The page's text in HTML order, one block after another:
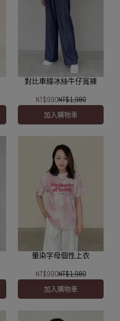
對比車線冰絲牛仔寬褲
NT$990NT$1,980
加入購物車
暈染字母個性上衣
NT$990NT$1,980
加入購物車